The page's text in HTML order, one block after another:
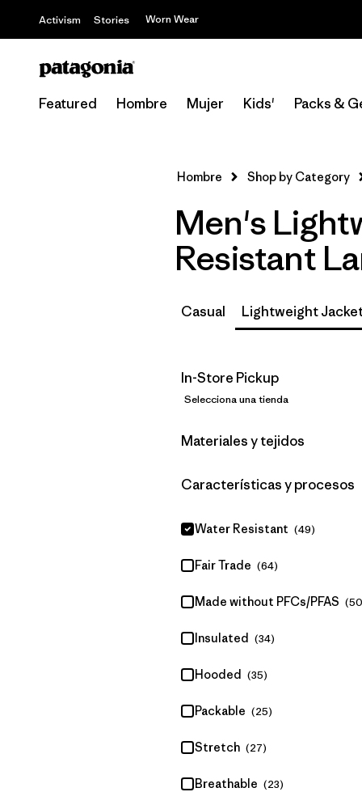
Activism Stories Worn Wear
Featured Hombre Mujer Kids' Packs &
Hombre Shop by Category
Men's
Resistant
Casual Lightweight
In-Store Pickup
Selecciona una tienda
Filtrar por
Materiales y tejidos
Filtrar por
Características y procesos
Water Resistant (49)
Fair Trade (64)
Made without PFCs/PFAS
Insulated (34)
Hooded (35)
Packable (25)
Stretch (27)
Breathable (23)